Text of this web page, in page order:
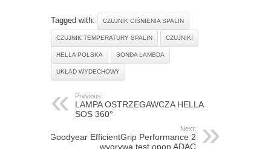
Tagged with: CZUJNIK CIŚNIENIA SPALIN
CZUJNIK TEMPERATURY SPALIN CZUJNIKI
HELLA POLSKA SONDA LAMBDA
UKŁAD WYDECHOWY
Previous:
LAMPA OSTRZEGAWCZA HELLA
SOS 360°
Next:
Goodyear EfficientGrip Performance 2
wygrywa test opon ADAC